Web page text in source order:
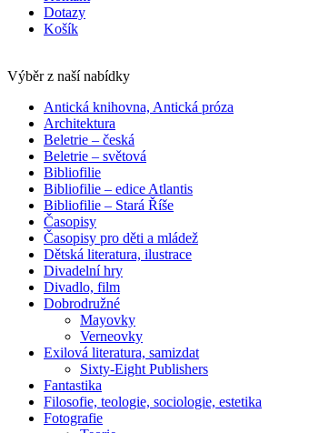
Dotazy
Košík
Výběr z naší nabídky
Antická knihovna, Antická próza
Architektura
Beletrie – česká
Beletrie – světová
Bibliofilie
Bibliofilie – edice Atlantis
Bibliofilie – Stará Říše
Časopisy
Časopisy pro děti a mládež
Dětská literatura, ilustrace
Divadelní hry
Divadlo, film
Dobrodružné
Mayovky
Verneovky
Exilová literatura, samizdat
Sixty-Eight Publishers
Fantastika
Filosofie, teologie, sociologie, estetika
Fotografie